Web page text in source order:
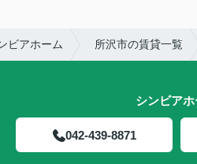
ビアホーム 所沢市の賃貸一覧
シンビアホ
042-439-8871